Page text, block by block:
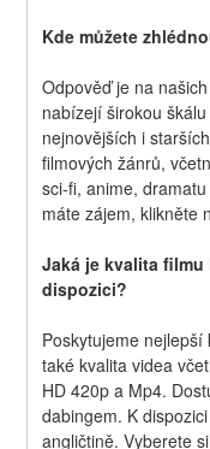
Kde můžete
Odpověď je na
nabízejí širokou
nejnovějších i
filmových žánrů,
sci-fi, anime,
máte zájem, klikněte
Jaká je kvalita
dispozici?
Poskytujeme
také kvalita videa
HD 420p a Mp4.
dabingem. K
angličtině. Vyberete